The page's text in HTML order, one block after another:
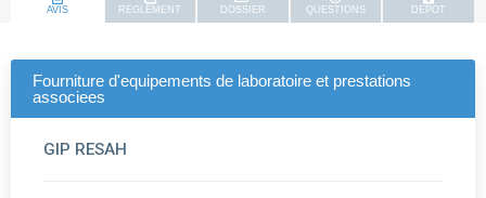
AVIS REGLEMENT DOSSIER QUESTIONS DEPOT
Fourniture d'equipements de laboratoire et prestations
associees
GIP RESAH